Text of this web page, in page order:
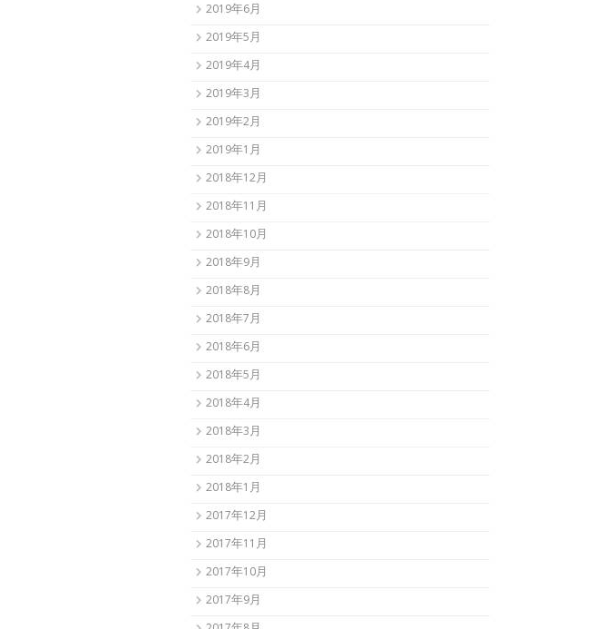
2019年6月
2019年5月
2019年4月
2019年3月
2019年2月
2019年1月
2018年12月
2018年11月
2018年10月
2018年9月
2018年8月
2018年7月
2018年6月
2018年5月
2018年4月
2018年3月
2018年2月
2018年1月
2017年12月
2017年11月
2017年10月
2017年9月